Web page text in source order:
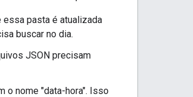
essa pasta é atualizada
buscar no dia.
JSON precisam
o nome "data-hora". Isso